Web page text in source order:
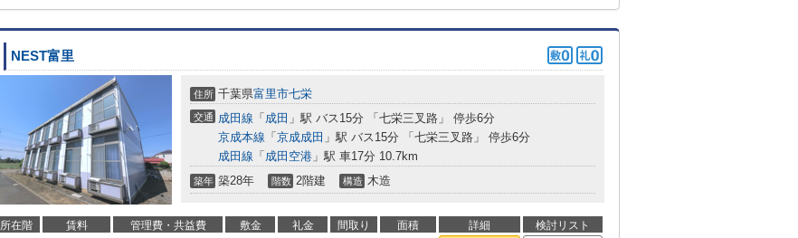
NEST富里
住所 千葉県富里市七栄
交通 成田線 「 成田 」駅 バス15分 「七栄三叉路」 停歩6分
京成本線 「 京成成田 」駅 バス15分 「七栄三叉路」 停歩6分
成田線 「 成田空港 」駅 車17分 10.7km
築年 築28年 階数 2階建 構造 木造
所在階 賃料 管理費・共益費 敷金 礼金 間取り 面積 詳細
検討リスト